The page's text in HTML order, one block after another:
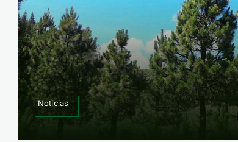
Noticias